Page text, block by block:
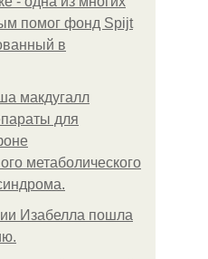
помог фонд Spijt
в
макдугалл
для
метаболического
Изабелла пошла